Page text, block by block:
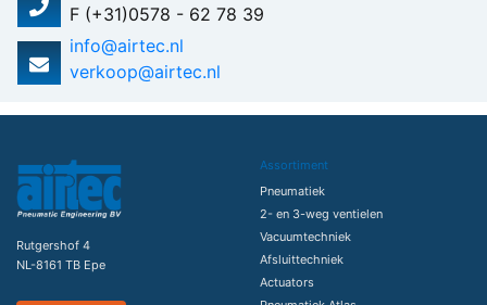
F (+31)0578 - 62 78 39
info@airtec.nl
verkoop@airtec.nl
Rutgershof 4
NL-8161 TB Epe
Assortiment
Pneumatiek
2- en 3-weg ventielen
Vacuumtechniek
Afsluittechniek
Actuators